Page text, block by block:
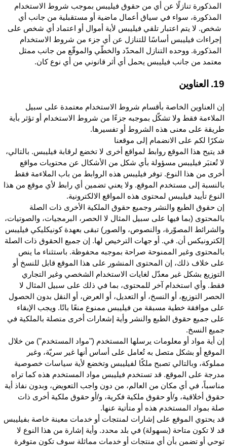
المذكورة تنازلًا عن أي من حقوق فيليبس بموجب شروط الاستخدام
المذكورة، سواء في سياق أعمال ماضية أو مستقبلية من جانب أي
شخص. لا يتم اعتبار تلقي فيليبس لأية أموال أو اعتماد أي شخص على
إجراءات فيليبس أساسًا للتنازل عن أي جزء من شروط الاستخدام
المذكورة. ووحده التنازل المحدّد والخطّي والموقّع من جانب ممثل
معتمد من جانب فيليبس يحمل أي أثر قانوني من أي نوع كان.
العناوين الخاصة بأقسام شروط الاستخدام معتمدة على سبيل
فقط ولا تشكّل بموجبه جزءًا من شروط الاستخدام أو تؤثر بأية
على معنى هذه الشروط أو تفسيرها.
لكم على الانضمام إلى موقعنا
يتيح هذا الموقع روابط لمواقع أخرى لا تخضع لرقابة فيليبس. بالتالي،
تُعتبَر فيليبس مسؤولة بأي شكل من الأشكال عن محتويات مواقع
من هذا النوع. توفر فيليبس هذه الروابط من باب الملاءمة فقط
إلى مستخدم الموقع. ولا يعني تضمين أي رابط لأي موقع من هذا
تأييد فيليبس لمحتوى هذه المواقع الالكترونية.
حقوق الطبع والنشر وجميع حقوق الملكية الأخرى ذات الصلة
(بما فيها على سبيل المثال لا الحصر، البرمجيات، والصوتيات،
المصوّرة، والنصوص، والصور) تبقى بعهدة كونيكليكي فيليبس
أن. في. أو جهات الترخيص لها. إن جميع الحقوق ذات الصلة
وغير الممنوحة صراحة بموجبه محفوظة. باستثناء ما ينص
خلاف ذلك، إن المحتوى المنشور على هذا الموقع قابل للنسخ أو
بشكل غير معدّل لغايات الاستخدام الشخصي وغير التجاري
وأي استخدام آخر للمحتوى، بما في ذلك على سبيل المثال لا
التوزيع، أو النسخ، أو التعديل، أو العرض، أو النقل بدون الحصول
موافقة خطية مسبقة من فيليبس ممنوع منعًا باتًا. ويجب الإبقاء
جميع حقوق الطبع والنشر وأية إشعارات أخرى متصلة بالملكية في
النسخ.
أية مواد أو معلومات يرسلها المستخدم ("مواد المستخدم") من خلال
أو بشكل متصل به تُعامل على أساس أنها غير سريّة، وغير
وبالتالي تصبح ملكًا لفيليبس وتخضع لأية سياسات خصوصية
على الموقع. قد تستخدم فيليبس مواد المستخدم هذه كما تراه
في أي مكان من العالم، من دون واجب التعويض، وبدون نفاذ أية
أخلاقية، و/أو حقوق ملكية فكرية، و/أو حقوق ملكية أخرى ذات
بمواد المستخدم هذه أو متأتية عنها.
يحتوي الموقع على إشارات لمنتجات أو خدمات معينة خاصة بفيليبس
لا تكون متاحة (بسهولة) في بلد محدد. وأية إشارة من هذا النوع لا
أو تضمن بأن أي منتجات أو خدمات مماثلة سوف تكون متوفرة